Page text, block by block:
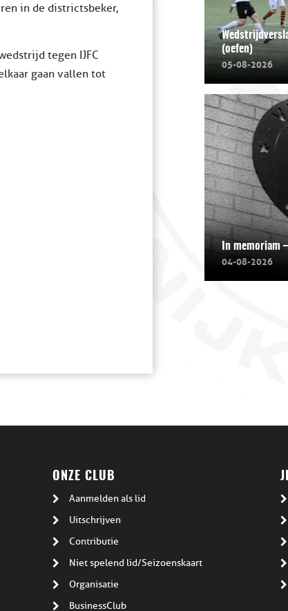
in de districtsbeker,
tegen IJFC
gaan vallen tot
(oefen)
05-08-2026
In memoriam
04-08-2026
ONZE CLUB
Aanmelden als lid
Uitschrijven
Contributie
Niet spelend lid/Seizoenskaart
Organisatie
BusinessClub